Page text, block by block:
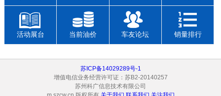
活动展台 当前油价 车友论坛 销量排行
苏ICP备14029289号-1
增值电信业务经营许可证：苏B2-20140257
苏州科广信息技术有限公司